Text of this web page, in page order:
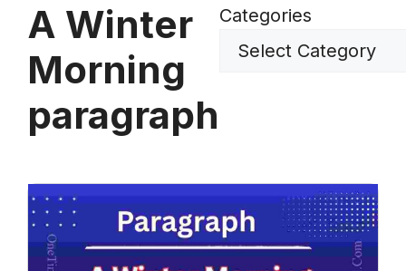
A Winter
Morning
paragraph
Categories